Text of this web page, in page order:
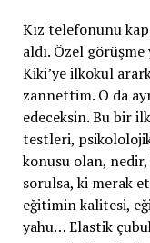
Kız telefonunu
aldı. Özel
Kiki’ye ilkokul
zannettim. O da
edeceksin. Bu bir
testleri,
konusu olan,
sorulsa, ki merak
eğitimin kalitesi,
yahu… Elastik